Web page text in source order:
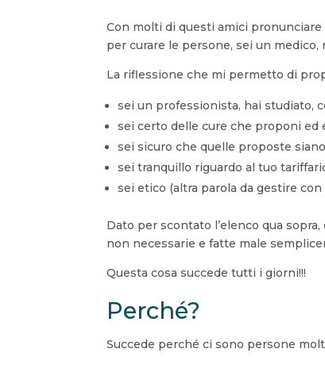
Con molti di questi amici pronunciare
per curare le persone, sei un
La riflessione che mi permetto di
sei un professionista, hai studiato,
sei certo delle cure che proponi ed
sei sicuro che quelle proposte
sei tranquillo riguardo al tuo
sei etico (altra parola da gestire
Dato per scontato l’elenco qua
non necessarie e fatte male
Questa cosa succede tutti i giorni!!!
Perché?
Succede perché ci sono persone